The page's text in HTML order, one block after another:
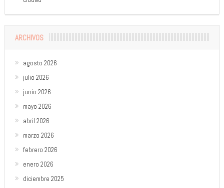
ARCHIVOS
agosto 2026
julio 2026
junio 2026
mayo 2026
abril 2026
marzo 2026
febrero 2026
enero 2026
diciembre 2025